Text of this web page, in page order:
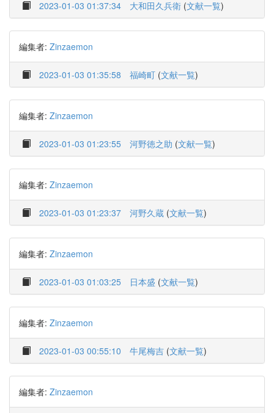
2023-01-03 01:37:34 大和田久兵衛 (文献一覧)
編集者: Zinzaemon
2023-01-03 01:35:58 福崎町 (文献一覧)
編集者: Zinzaemon
2023-01-03 01:23:55 河野徳之助 (文献一覧)
編集者: Zinzaemon
2023-01-03 01:23:37 河野久蔵 (文献一覧)
編集者: Zinzaemon
2023-01-03 01:03:25 日本盛 (文献一覧)
編集者: Zinzaemon
2023-01-03 00:55:10 牛尾梅吉 (文献一覧)
編集者: Zinzaemon